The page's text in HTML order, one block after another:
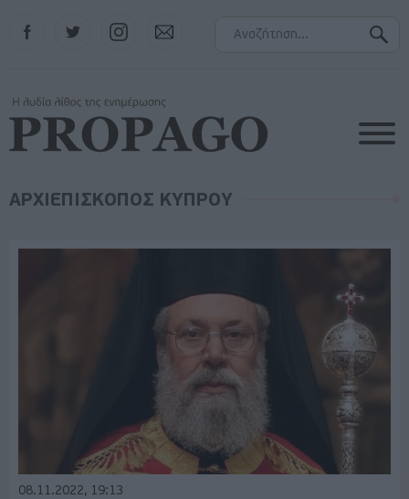
Instagram
ΑΡΧΙΕΠΙΣΚΟΠΟΣ ΚΥΠΡΟΥ
08.11.2022, 19:13